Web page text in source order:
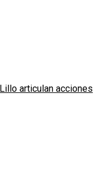
articulan acciones